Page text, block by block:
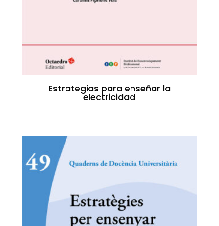
Estrategias para enseñar la
electricidad